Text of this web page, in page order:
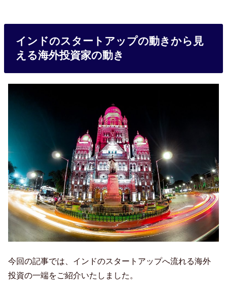
インドのスタートアップの動きから見
える海外投資家の動き
今回の記事では、インドのスタートアップへ流れる海外
投資の一端をご紹介いたしました。